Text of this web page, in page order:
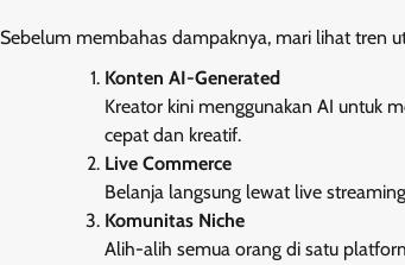
Sebelum membahas dampaknya, mari lihat tren
Konten AI-Generated
Kreator kini menggunakan AI untuk
cepat dan kreatif.
Live Commerce
Belanja langsung lewat live
Komunitas Niche
Alih-alih semua orang di satu